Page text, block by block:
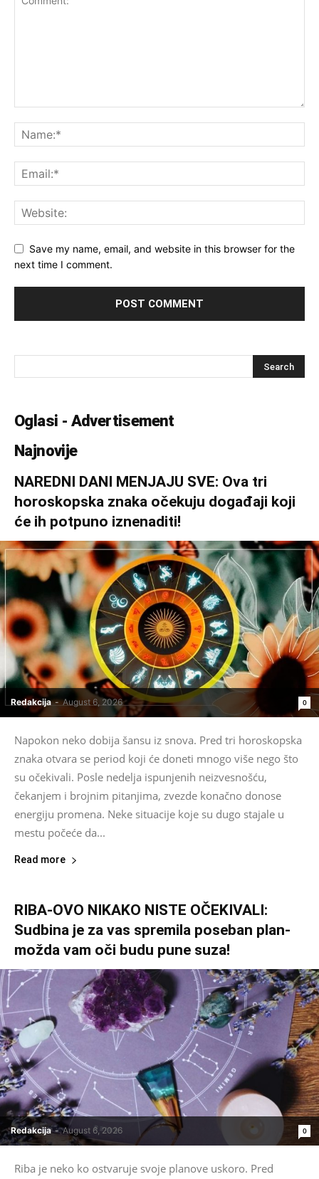
Save my name, email, and website in this browser for the
next time I comment.
Oglasi - Advertisement
Najnovije
NAREDNI DANI MENJAJU SVE: Ova tri
horoskopska znaka očekuju događaji koji
će ih potpuno iznenaditi!
Redakcija - August 6, 2026 0
Napokon neko dobija šansu iz snova. Pred tri horoskopska
znaka otvara se period koji će doneti mnogo više nego što
su očekivali. Posle nedelja ispunjenih neizvesnošću,
čekanjem i brojnim pitanjima, zvezde konačno donose
energiju promena. Neke situacije koje su dugo stajale u
mestu počeće da...
Read more
RIBA-OVO NIKAKO NISTE OČEKIVALI:
Sudbina je za vas spremila poseban plan-
možda vam oči budu pune suza!
Redakcija - August 6, 2026 0
Riba je neko ko ostvaruje svoje planove uskoro. Pred